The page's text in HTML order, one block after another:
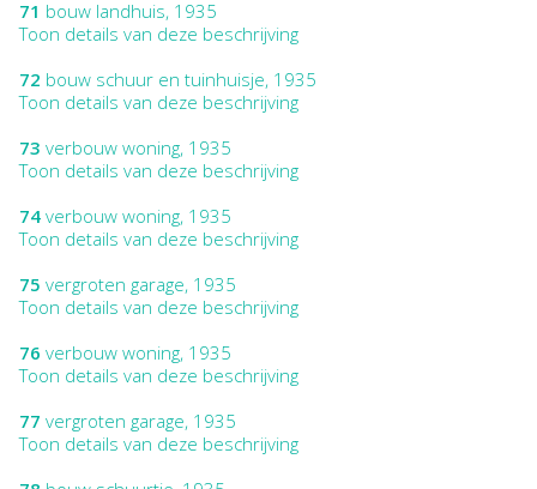
71 bouw landhuis, 1935
Toon details van deze beschrijving
72 bouw schuur en tuinhuisje, 1935
Toon details van deze beschrijving
73 verbouw woning, 1935
Toon details van deze beschrijving
74 verbouw woning, 1935
Toon details van deze beschrijving
75 vergroten garage, 1935
Toon details van deze beschrijving
76 verbouw woning, 1935
Toon details van deze beschrijving
77 vergroten garage, 1935
Toon details van deze beschrijving